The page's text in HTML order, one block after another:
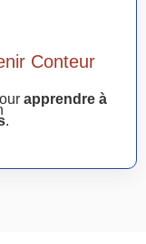
Conteur
apprendre à
.